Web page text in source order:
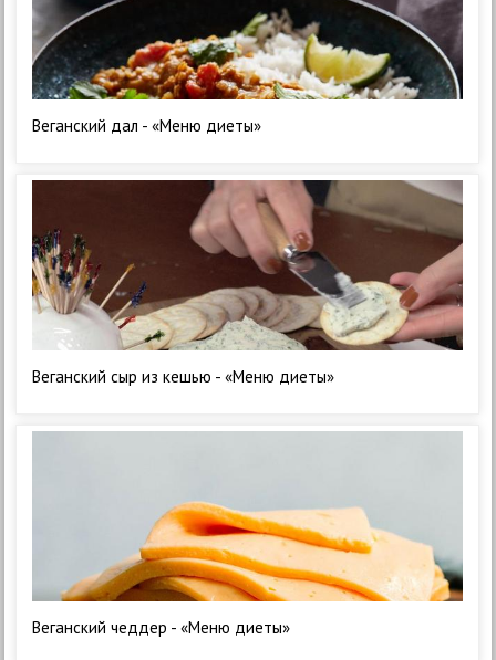
Веганский дал - «Меню диеты»
Веганский сыр из кешью - «Меню диеты»
Веганский чеддер - «Меню диеты»